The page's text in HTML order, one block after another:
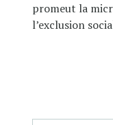
promeut la
l’exclusion